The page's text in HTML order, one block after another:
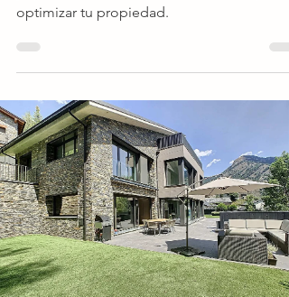
optimizar tu propiedad.